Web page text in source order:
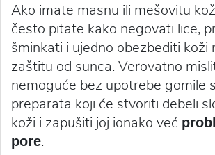
Ako imate masnu ili mešovitu
često pitate kako negovati lice,
šminkati i ujedno obezbediti koži
zaštitu od sunca. Verovatno
nemoguće bez upotrebe gomile
preparata koji će stvoriti debeli
koži i zapušiti joj ionako već
pore.